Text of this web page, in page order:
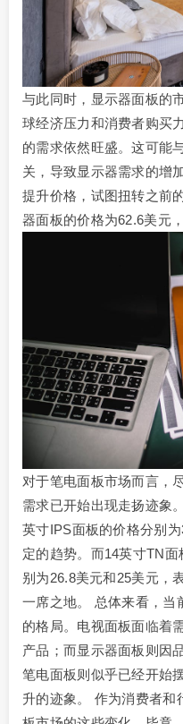
与此同时，显示器面板的
球经济压力和消费者购买
的需求依然旺盛。这可能
关，导致显示器需求的增
提升价格，试图扭转之前
器面板的价格为62.6美元
对于笔电面板市场而言，
需求已开始出现走扬迹象
英寸IPS面板的价格分别
定的趋势。而14英寸TN
别为26.8美元和25美元，
一席之地。 总体来看，当
的格局。电视面板面临着
产品；而显示器面板则因
笔电面板则似乎已经开始
升的迹象。 作为消费者和